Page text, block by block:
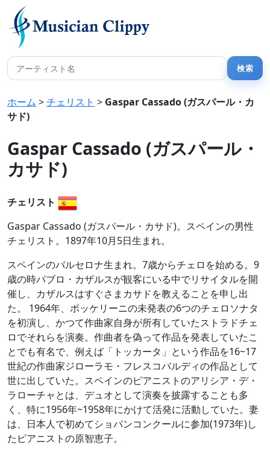
ホーム >チェリスト > Gaspar Cassado (ガスパール・カ
サド)
Gaspar Cassado (ガスパール・
カサド)
チェリスト
Gaspar Cassado (ガスパール・カサド)。スペインの男性
チェリスト。1897年10月5日生まれ。
スペインのバルセロナ生まれ。7歳からチェロを始める。9
歳の時パブロ・カザルスが観客にいる中でリサイタルを開
催し、カザルスはすぐさまカサドを教えることを申し出
た。 1964年、ボッケリーニの未発表の6つのチェロソナタ
を初演し、かつて作曲家自身が所有していたストラドチェ
ロでそれらを演奏。作曲者を偽って作品を発表していたこ
とでも有名で、例えば「トッカータ」という作品を16~17
世紀の作曲家ジローラモ・フレスコバルディの作品として
世に出していた。スペインのピアニストのアリシア・デ・
ラローチャとは、デュオとして演奏を披露することも多
く、特に1956年~1958年にかけて活発に活動していた。妻
は、日本人で初めてショパンコンクールに参加(1973年)し
たピアニストの原智恵子。